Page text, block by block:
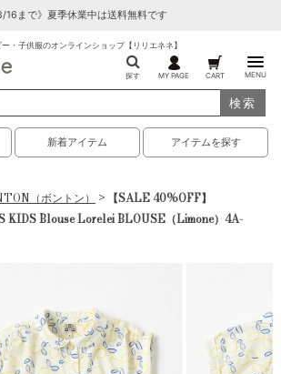
16まで》夏季休業中は送料無料です
・子供服のオンラインショップ【リリエネネ】
探す MY PAGE CART MENU
検索
新着アイテム アイテムを探す
（ボントン） > 【SALE 40%OFF】
KIDS Blouse Lorelei BLOUSE（Limone）4A-